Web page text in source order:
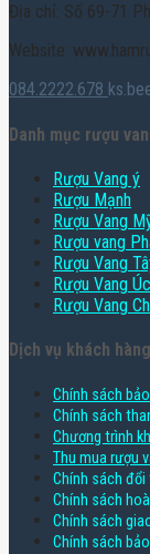
Địa chỉ: Số 69-71
Website:
084.2222.678
Danh mục rượu
Rượu Vang ý
Rượu Mạnh
Rượu Vang
Rượu vang
Rượu Vang
Rượu Vang Úc
Rượu Vang
Dịch vụ khách hàng
Chính sách
Chính sách
Chương trình
Thu mua rượu
Chính sách đổi
Chính sách
Chính sách
Chính sách